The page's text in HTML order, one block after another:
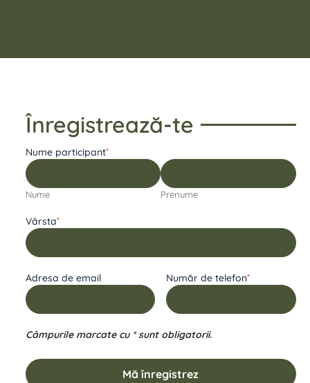
Înregistrează-te
Nume participant*
Nume Prenume
Vârsta*
Adresa de email Număr de telefon*
Câmpurile marcate cu * sunt obligatorii.